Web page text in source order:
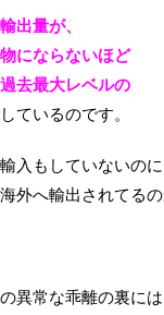
出量が、
にならないほど
去最大レベルの
しているのです。
入もしていないの
外へ輸出されてる
異常な乖離の裏に